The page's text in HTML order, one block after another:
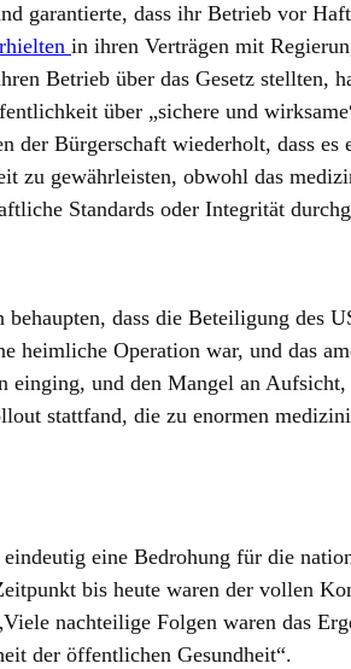
garantierte, dass ihr Betrieb vor
in ihren Verträgen mit
Betrieb über das Gesetz stellten,
über „sichere und
der Bürgerschaft wiederholt, dass es
zu gewährleisten, obwohl das
Standards oder Integrität
dass die Beteiligung des
heimliche Operation war, und das
einging, und den Mangel an
stattfand, die zu enormen
eine Bedrohung für die
bis heute waren der vollen
nachteilige Folgen waren das
der öffentlichen Gesundheit“.